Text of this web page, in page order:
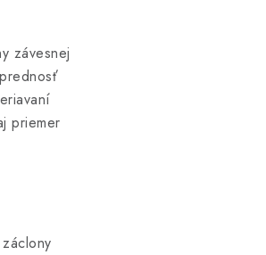
závesnej
priemer